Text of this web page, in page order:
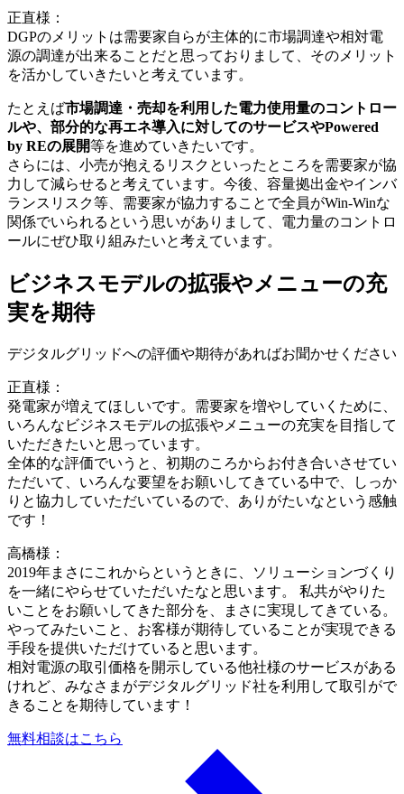
正直様：
DGPのメリットは需要家自らが主体的に市場調達や相対電
源の調達が出来ることだと思っておりまして、そのメリット
を活かしていきたいと考えています。
たとえば市場調達・売却を利用した電力使用量のコントロー
ルや、部分的な再エネ導入に対してのサービスやPowered
by REの展開等を進めていきたいです。
さらには、小売が抱えるリスクといったところを需要家が協
力して減らせると考えています。今後、容量拠出金やインバ
ランスリスク等、需要家が協力することで全員がWin-Winな
関係でいられるという思いがありまして、電力量のコントロ
ールにぜひ取り組みたいと考えています。
ビジネスモデルの拡張やメニューの充
実を期待
デジタルグリッドへの評価や期待があればお聞かせください
正直様：
発電家が増えてほしいです。需要家を増やしていくために、
いろんなビジネスモデルの拡張やメニューの充実を目指して
いただきたいと思っています。
全体的な評価でいうと、初期のころからお付き合いさせてい
ただいて、いろんな要望をお願いしてきている中で、しっか
りと協力していただいているので、ありがたいなという感触
です！
高橋様：
2019年まさにこれからというときに、ソリューションづくり
を一緒にやらせていただいたなと思います。 私共がやりた
いことをお願いしてきた部分を、まさに実現してきている。
やってみたいこと、お客様が期待していることが実現できる
手段を提供いただけていると思います。
相対電源の取引価格を開示している他社様のサービスがある
けれど、みなさまがデジタルグリッド社を利用して取引がで
きることを期待しています！
無料相談はこちら